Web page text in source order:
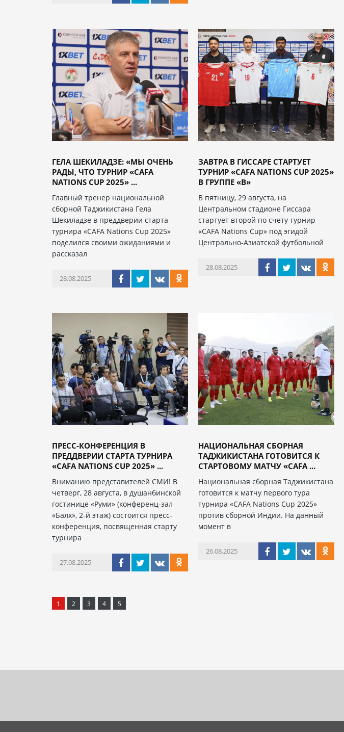
ГЕЛА ШЕКИЛАДЗЕ: «МЫ ОЧЕНЬ
РАДЫ, ЧТО ТУРНИР «CAFA
NATIONS CUP 2025» ...
Главный тренер национальной
сборной Таджикистана Гела
Шекиладзе в преддверии старта
турнира «CAFA Nations Cup 2025»
поделился своими ожиданиями и
рассказал
28.08.2025
ЗАВТРА В ГИССАРЕ СТАРТУЕТ
ТУРНИР «CAFA NATIONS CUP 2025»
В ГРУППЕ «B»
В пятницу, 29 августа, на
Центральном стадионе Гиссара
стартует второй по счету турнир
«CAFA Nations Cup» под эгидой
Центрально-Азиатской футбольной
28.08.2025
ПРЕСС-КОНФЕРЕНЦИЯ В
ПРЕДДВЕРИИ СТАРТА ТУРНИРА
«CAFA NATIONS CUP 2025» ...
Вниманию представителей СМИ! В
четверг, 28 августа, в душанбинской
гостинице «Руми» (конференц-зал
«Балх», 2-й этаж) состоится пресс-
конференция, посвященная старту
турнира
27.08.2025
НАЦИОНАЛЬНАЯ СБОРНАЯ
ТАДЖИКИСТАНА ГОТОВИТСЯ К
СТАРТОВОМУ МАТЧУ «CAFA ...
Национальная сборная Таджикистана
готовится к матчу первого тура
турнира «CAFA Nations Cup 2025»
против сборной Индии. На данный
момент в
26.08.2025
1 2 3 4 5